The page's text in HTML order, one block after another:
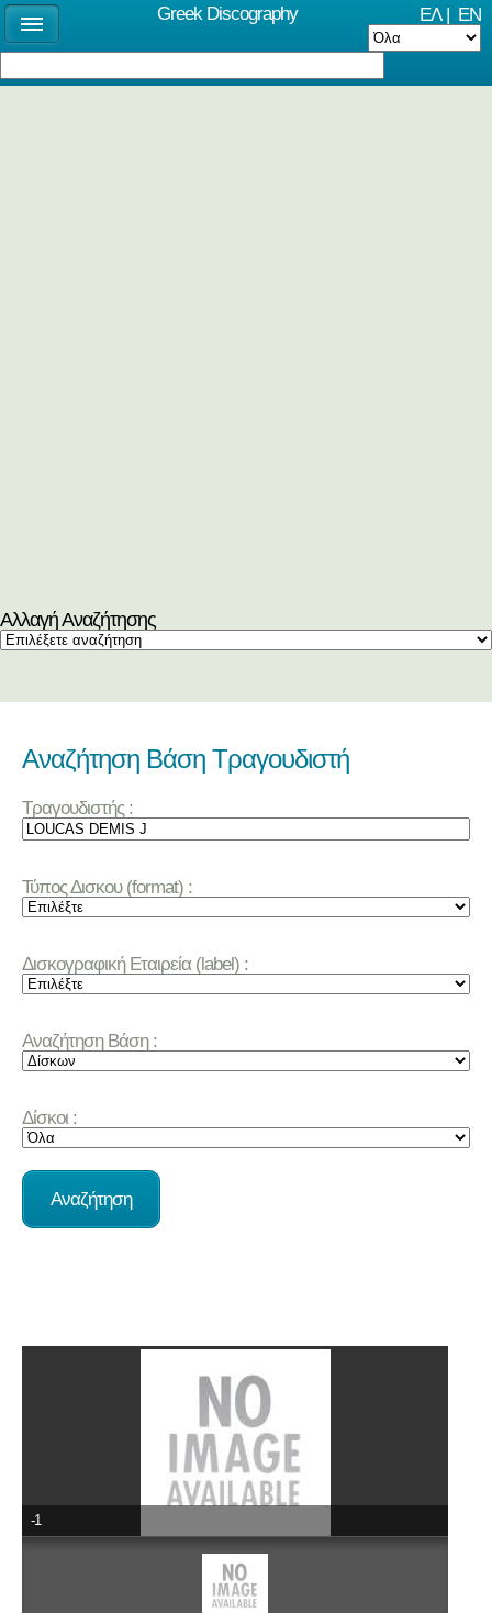
ΕΛ| EN
Αλλαγή Αναζήτησης
Αναζήτηση Βάση Τραγουδιστή
Τραγουδιστής :
Τύπος Δισκου (format) :
Δισκογραφική Εταιρεία (label) :
Αναζήτηση Βάση :
Δίσκοι :
-1
Greek Discography